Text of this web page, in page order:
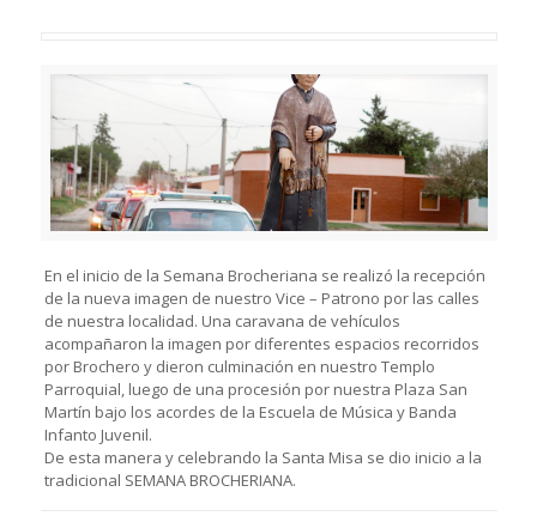
En el inicio de la Semana Brocheriana se realizó la recepción
de la nueva imagen de nuestro Vice – Patrono por las calles
de nuestra localidad. Una caravana de vehículos
acompañaron la imagen por diferentes espacios recorridos
por Brochero y dieron culminación en nuestro Templo
Parroquial, luego de una procesión por nuestra Plaza San
Martín bajo los acordes de la Escuela de Música y Banda
Infanto Juvenil.
De esta manera y celebrando la Santa Misa se dio inicio a la
tradicional SEMANA BROCHERIANA.